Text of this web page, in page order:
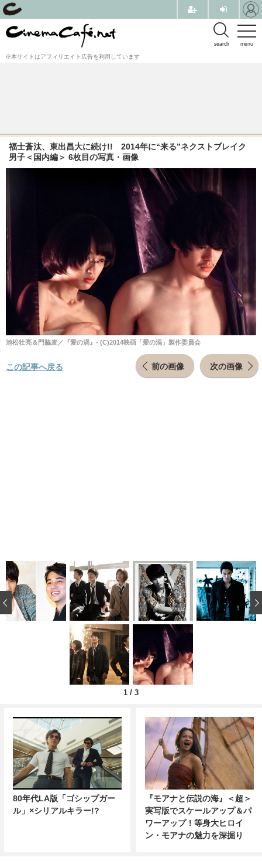
menu
search
※本サイトはアフィリエイト広告を利用しています
福士蒼汰、東出昌大に続け!! 2014年に“来る”ネクストブレイク
男子＜国内編＞ 6枚目の写真・画像
池松壮亮＆門脇麦／『愛の渦』- (C)2014映画「愛の渦」製作委員会
前の画像 次の画像
この記事へ戻る
1 / 3
‹
80年代LA版「ゴシップガー
ル」×シリアルキラー!?
『モアナと伝説の海』＜超＞
実写版でスケールアップ＆パ
ワーアップ！等身大ヒロイ
ン・モアナの魅力を深掘り